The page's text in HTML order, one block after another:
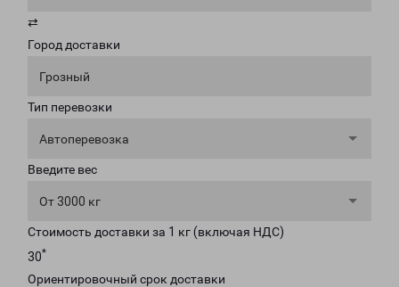
⇄
Город доставки
Грозный
Тип перевозки
Автоперевозка
Введите вес
От 3000 кг
Стоимость доставки за 1 кг (включая НДС)
30*
Ориентировочный срок доставки